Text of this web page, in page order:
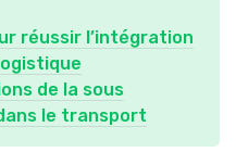
réussir l’intégration
de la sous
le transport